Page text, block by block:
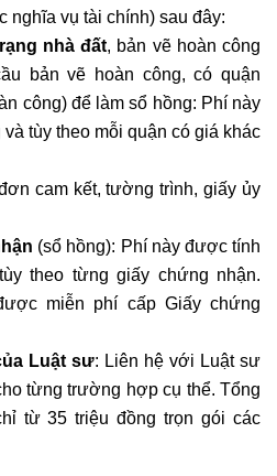
nghĩa vụ tài chính) sau đây:
nhà đất, bản vẽ hoàn công
bản vẽ hoàn công, có quận
công) để làm sổ hồng: Phí này
tùy theo mỗi quận có giá khác
cam kết, tường trình, giấy ủy
(sổ hồng): Phí này được tính
theo từng giấy chứng nhận.
miễn phí cấp Giấy chứng
Luật sư: Liên hệ với Luật sư
từng trường hợp cụ thể. Tổng
từ 35 triệu đồng trọn gói các